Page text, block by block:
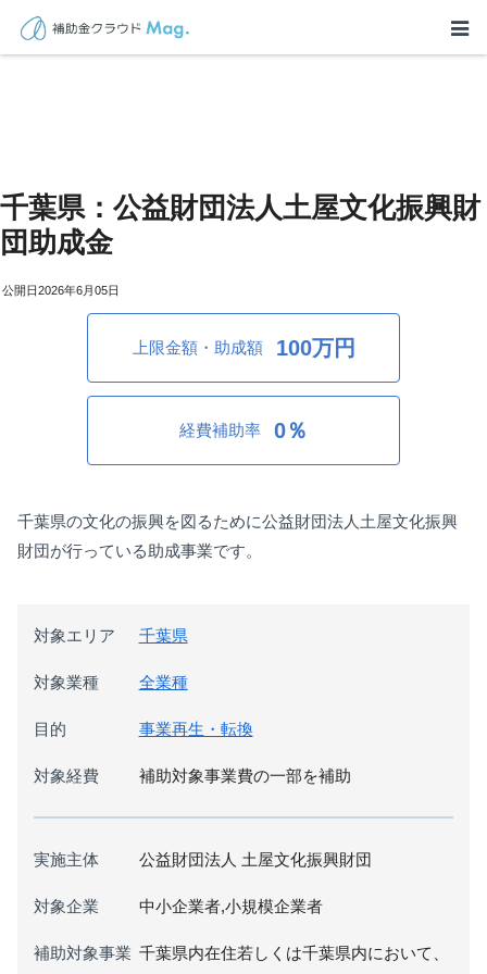
千葉県：公益財団法人土屋文化振興財
団助成金
2026年6月05日
上限金額・助成額 100万円
経費補助率 0％
千葉県の文化の振興を図るために公益財団法人土屋文化振興
財団が行っている助成事業です。
対象エリア 千葉県
対象業種 全業種
目的 事業再生・転換
対象経費 補助対象事業費の一部を補助
実施主体 公益財団法人 土屋文化振興財団
対象企業 中小企業者,小規模企業者
補助対象事業 千葉県内在住若しくは千葉県内において、